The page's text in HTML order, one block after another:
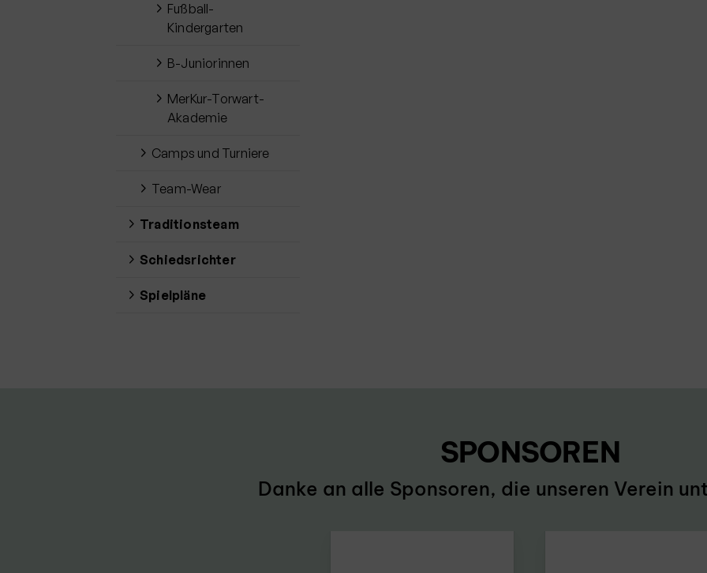
Fußball-
Kindergarten
B-Juniorinnen
MerKur-Torwart-
Akademie
Camps und Turniere
Team-Wear
Traditionsteam
Schiedsrichter
Spielpläne
SPONSOREN
Danke an alle Sponsoren, die unseren Verein